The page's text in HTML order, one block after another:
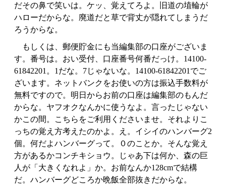
だその鼻で笑いは。ケッ、覚えてろよ。旧道の埴輪が
ハローだからな。廃道だと草で背丈が隠れてしまうだ
ろうからな。
もしくは、郵便貯金にも当編集部の口座がございま
す。番号は。おい受付、口座番号何番だっけ。14100-
61842201。1だな。7じゃないな。14100-61842201でご
ざいます。ネットバンクをお使いの方は振込手数料が
無料ですので。明日からお前の口座は編集部のもんだ
からな。ヤフオクなんかに使うなよ。言ったじゃない
かこの間。こちらをご利用くださいませ。それよりこ
っちの覚え方考えたのかよ。え。イシイのハンバーグ2
個。何だよハンバーグって。０のことか。そんな覚え
方があるかコンチキショウ。じゃあ下は何か、森の巨
人が「大きくなれよ」か。お前なんか128cmで結構
だ。ハンバーグどころか晩飯全部抜きだからな。